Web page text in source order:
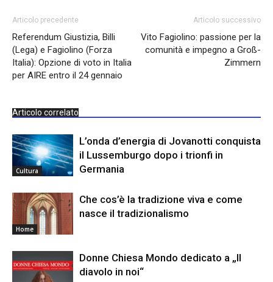
Articolo precedente
Referendum Giustizia, Billi
(Lega) e Fagiolino (Forza
Italia): Opzione di voto in Italia
per AIRE entro il 24 gennaio
Articolo successivo
Vito Fagiolino: passione per la
comunità e impegno a Groß-
Zimmern
Articolo correlato
Cultura
L’onda d’energia di Jovanotti conquista
il Lussemburgo dopo i trionfi in
Germania
Home
Che cos’è la tradizione viva e come
nasce il tradizionalismo
Donne Chiesa Mondo dedicato a „Il
diavolo in noi“